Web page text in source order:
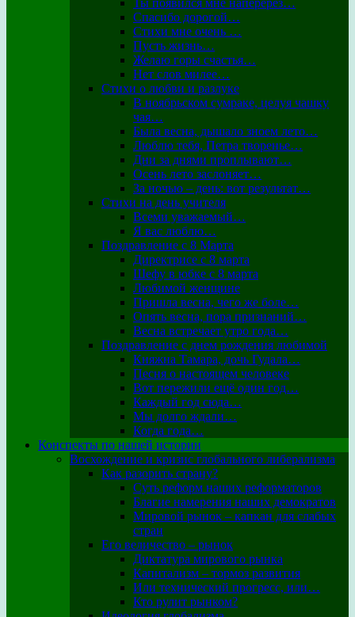
Ты появился мне наперерез…
Спасибо дорогой…
Стихи мне очень …
Пусть жизнь…
Желаю горы счастья…
Нет слов милее…
Стихи о любви и разлуке
В ноябрьском сумраке, целуя чашку
чая…
Была весна, дышало зноем лето…
Люблю тебя, Петра творенье…
Дни за днями проплывают…
Осень лето заслоняет…
За ночью – день: вот результат…
Стихи на день учителя
Всеми уважаемый…
Я вас люблю…
Поздравление с 8 Марта
Директрисе с 8 марта
Шефу в юбке с 8 марта
Любимой женщине
Пришла весна, чего же боле…
Опять весна, пора признаний…
Весна встречает утро года…
Поздравление с днем рождения любимой
Княжна Тамара, дочь Гудала…
Песня о настоящем человеке
Вот пережили ещё один год…
Каждый год сюда…
Мы долго ждали…
Когда года…
Конспекты по нашей истории
Восхождение и кризис глобального либерализма
Как разорить страну?
Суть реформ наших реформаторов
Благие намерения наших демократов
Мировой рынок – капкан для слабых
стран
Его величество – рынок
Диктатура мирового рынка
Капитализм – тормоз развития
Или технический прогресс, или…
Кто рулит рынком?